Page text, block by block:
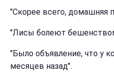
"Скорее всего, домашняя
"Лисы болеют
"Было объявление, что у
месяцев назад".